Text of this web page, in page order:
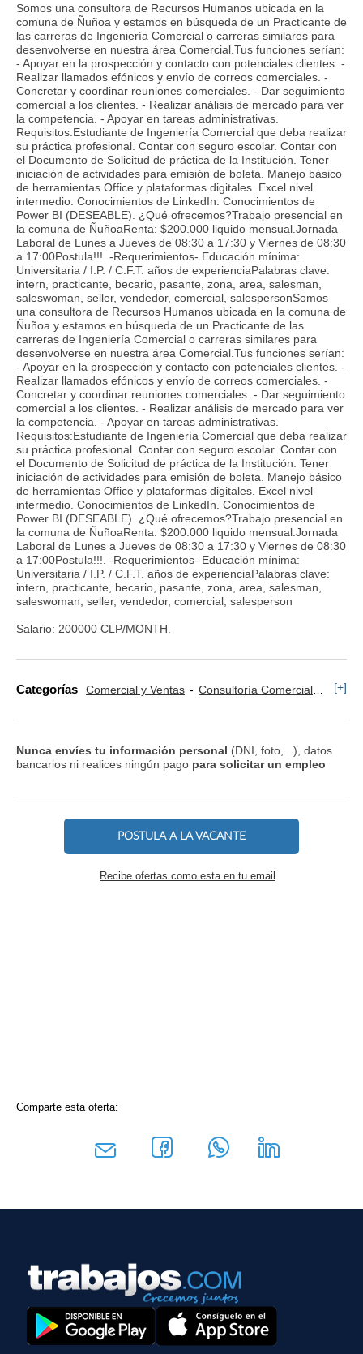
Somos una consultora de Recursos Humanos ubicada en la
comuna de Ñuñoa y estamos en búsqueda de un Practicante de
las carreras de Ingeniería Comercial o carreras similares para
desenvolverse en nuestra área Comercial.Tus funciones serían:
- Apoyar en la prospección y contacto con potenciales clientes. -
Realizar llamados efónicos y envío de correos comerciales. -
Concretar y coordinar reuniones comerciales. - Dar seguimiento
comercial a los clientes. - Realizar análisis de mercado para ver
la competencia. - Apoyar en tareas administrativas.
Requisitos:Estudiante de Ingeniería Comercial que deba realizar
su práctica profesional. Contar con seguro escolar. Contar con
el Documento de Solicitud de práctica de la Institución. Tener
iniciación de actividades para emisión de boleta. Manejo básico
de herramientas Office y plataformas digitales. Excel nivel
intermedio. Conocimientos de LinkedIn. Conocimientos de
Power BI (DESEABLE). ¿Qué ofrecemos?Trabajo presencial en
la comuna de ÑuñoaRenta: $200.000 liquido mensual.Jornada
Laboral de Lunes a Jueves de 08:30 a 17:30 y Viernes de 08:30
a 17:00Postula!!!. -Requerimientos- Educación mínima:
Universitaria / I.P. / C.F.T. años de experienciaPalabras clave:
intern, practicante, becario, pasante, zona, area, salesman,
saleswoman, seller, vendedor, comercial, salespersonSomos
una consultora de Recursos Humanos ubicada en la comuna de
Ñuñoa y estamos en búsqueda de un Practicante de las
carreras de Ingeniería Comercial o carreras similares para
desenvolverse en nuestra área Comercial.Tus funciones serían:
- Apoyar en la prospección y contacto con potenciales clientes. -
Realizar llamados efónicos y envío de correos comerciales. -
Concretar y coordinar reuniones comerciales. - Dar seguimiento
comercial a los clientes. - Realizar análisis de mercado para ver
la competencia. - Apoyar en tareas administrativas.
Requisitos:Estudiante de Ingeniería Comercial que deba realizar
su práctica profesional. Contar con seguro escolar. Contar con
el Documento de Solicitud de práctica de la Institución. Tener
iniciación de actividades para emisión de boleta. Manejo básico
de herramientas Office y plataformas digitales. Excel nivel
intermedio. Conocimientos de LinkedIn. Conocimientos de
Power BI (DESEABLE). ¿Qué ofrecemos?Trabajo presencial en
la comuna de ÑuñoaRenta: $200.000 liquido mensual.Jornada
Laboral de Lunes a Jueves de 08:30 a 17:30 y Viernes de 08:30
a 17:00Postula!!!. -Requerimientos- Educación mínima:
Universitaria / I.P. / C.F.T. años de experienciaPalabras clave:
intern, practicante, becario, pasante, zona, area, salesman,
saleswoman, seller, vendedor, comercial, salesperson
Salario: 200000 CLP/MONTH.
Categorías Comercial y Ventas Consultoría Comercial [+]
Nunca envíes tu información personal (DNI, foto,...), datos
bancarios ni realices ningún pago para solicitar un empleo
POSTULA A LA VACANTE
Recibe ofertas como esta en tu email
Comparte esta oferta: